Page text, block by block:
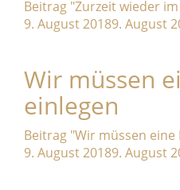
Beitrag "Zurzeit wieder
9. August 20189. August
Wir müssen
einlegen
Beitrag "Wir müssen eine
9. August 20189. August